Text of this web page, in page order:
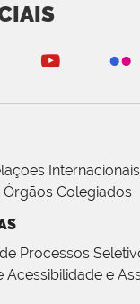
Internacionais
Colegiados
Processos
Acessibilidade e